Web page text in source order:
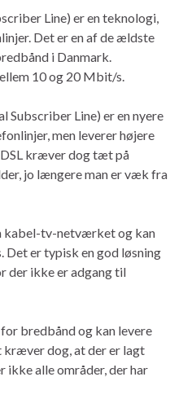
Line) er en teknologi,
Det er en af de ældste
i Danmark.
10 og 20 Mbit/s.
Subscriber Line) er en nyere
men leverer højere
kræver dog tæt på
jo længere man er væk fra
kabel-tv-netværket og kan
Det er typisk en god løsning
der ikke er adgang til
bredbånd og kan levere
kræver dog, at der er lagt
alle områder, der har